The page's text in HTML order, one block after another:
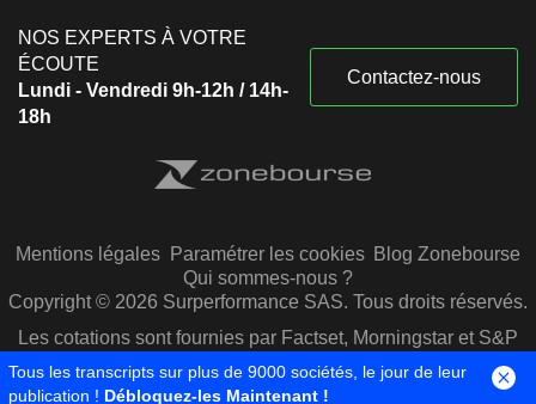
NOS EXPERTS À VOTRE
ÉCOUTE
Lundi - Vendredi 9h-12h / 14h-
18h
Contactez-nous
Mentions légales Paramétrer les cookies Blog Zonebourse
Qui sommes-nous ?
Copyright © 2026 Surperformance SAS. Tous droits réservés.
Les cotations sont fournies par Factset, Morningstar et S&P
Capital IQ
Tous les transcripts sur plus de 9000 sociétés, le jour de leur
publication ! Débloquez-les Maintenant !